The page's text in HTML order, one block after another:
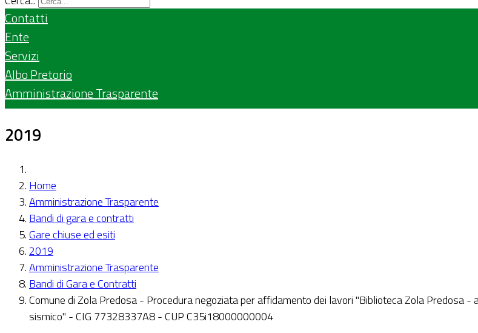
Contatti
Ente
Servizi
Albo Pretorio
Amministrazione Trasparente
2019
Home
Amministrazione Trasparente
Bandi di gara e contratti
Gare chiuse ed esiti
2019
Amministrazione Trasparente
Bandi di Gara e Contratti
Comune di Zola Predosa - Procedura negoziata per affidamento dei lavori "Biblioteca Zola Predosa
sismico" - CIG 77328337A8 - CUP C35i18000000004